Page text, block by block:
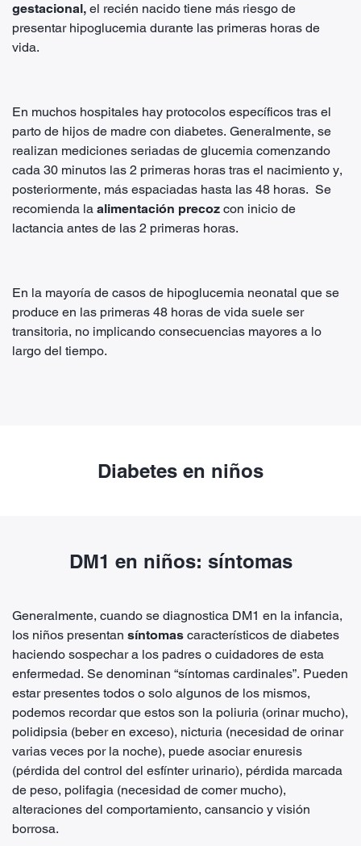
gestacional, el recién nacido tiene más riesgo de
presentar hipoglucemia durante las primeras horas de
vida.
En muchos hospitales hay protocolos específicos tras el
parto de hijos de madre con diabetes. Generalmente, se
realizan mediciones seriadas de glucemia comenzando
cada 30 minutos las 2 primeras horas tras el nacimiento y,
posteriormente, más espaciadas hasta las 48 horas. Se
recomienda la alimentación precoz con inicio de
lactancia antes de las 2 primeras horas.
En la mayoría de casos de hipoglucemia neonatal que se
produce en las primeras 48 horas de vida suele ser
transitoria, no implicando consecuencias mayores a lo
largo del tiempo.
Diabetes en niños
DM1 en niños: síntomas
Generalmente, cuando se diagnostica DM1 en la infancia,
los niños presentan síntomas característicos de diabetes
haciendo sospechar a los padres o cuidadores de esta
enfermedad. Se denominan “síntomas cardinales”. Pueden
estar presentes todos o solo algunos de los mismos,
podemos recordar que estos son la poliuria (orinar mucho),
polidipsia (beber en exceso), nicturia (necesidad de orinar
varias veces por la noche), puede asociar enuresis
(pérdida del control del esfínter urinario), pérdida marcada
de peso, polifagia (necesidad de comer mucho),
alteraciones del comportamiento, cansancio y visión
borrosa.